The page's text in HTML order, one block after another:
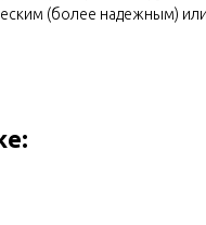
(более надежным)